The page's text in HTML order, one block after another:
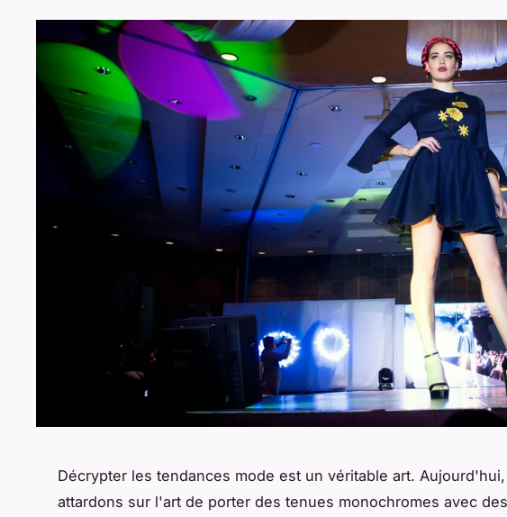
Décrypter les tendances mode est un véritable art.
attardons sur l'art de porter des tenues monochromes avec